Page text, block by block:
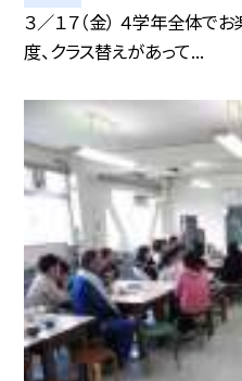
３／１７（金） ４学年全体で
度、クラス替えがあって...